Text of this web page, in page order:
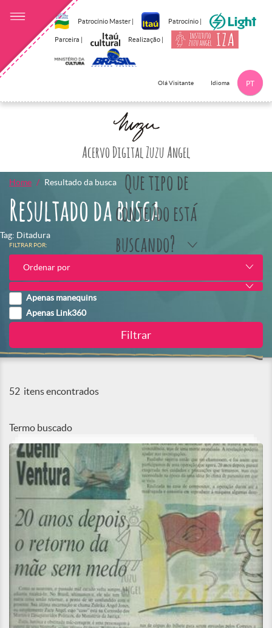
Patrocínio Master | Patrocínio |
Parceira | Realização |
Olá Visitante Idioma PT
Acervo Digital Zuzu Angel
Que tipo de
conteúdo está
buscando?
Home Resultado da busca
Resultado da busca
Tag: Ditadura
FILTRAR POR:
Ordenar por
Apenas manequins
Apenas Link360
52 itens encontrados
Termo buscado